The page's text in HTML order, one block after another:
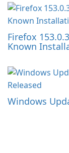
Firefox
Known
Windows